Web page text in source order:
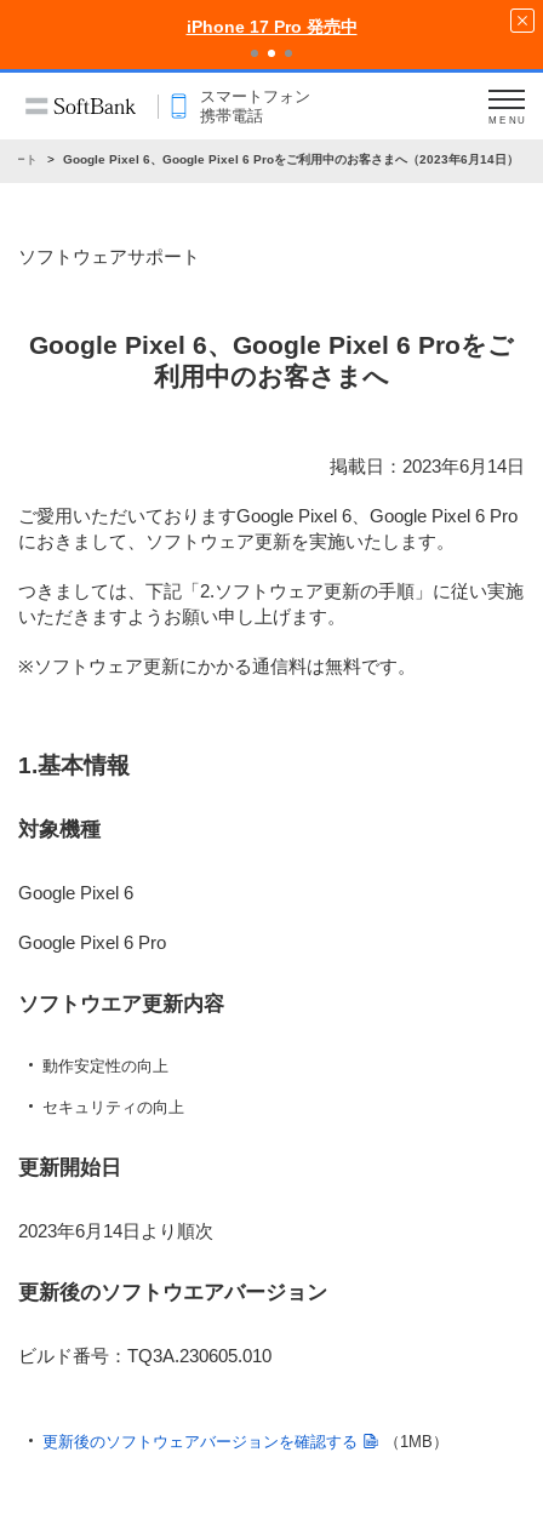
iPhone 17 Pro 発売中
スマートフォン
携帯電話
MENU
ート Google Pixel 6、Google Pixel 6 Proをご利用中のお客さまへ（2023年6月14日）
ソフトウェアサポート
Google Pixel 6、Google Pixel 6 Proをご
利用中のお客さまへ
掲載日：2023年6月14日
ご愛用いただいておりますGoogle Pixel 6、Google Pixel 6 Pro
におきまして、ソフトウェア更新を実施いたします。
つきましては、下記 「2.ソフトウェア更新の手順」 に従い実施
いただきますようお願い申し上げます。
※ソフトウェア更新にかかる通信料は無料です。
1.基本情報
対象機種
Google Pixel 6
Google Pixel 6 Pro
ソフトウエア更新内容
動作安定性の向上
セキュリティの向上
更新開始日
2023年6月14日より順次
更新後のソフトウエアバージョン
ビルド番号：TQ3A.230605.010
更新後のソフトウェアバージョンを確認する （1MB）